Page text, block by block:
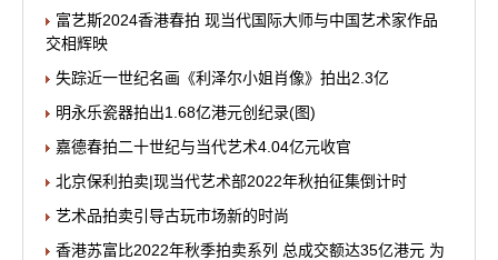
富艺斯2024香港春拍 现当代国际大师与中国艺术家作品
交相辉映
失踪近一世纪名画《利泽尔小姐肖像》拍出2.3亿
明永乐瓷器拍出1.68亿港元创纪录(图)
嘉德春拍二十世纪与当代艺术4.04亿元收官
北京保利拍卖|现当代艺术部2022年秋拍征集倒计时
艺术品拍卖引导古玩市场新的时尚
香港苏富比2022年秋季拍卖系列 总成交额达35亿港元 为